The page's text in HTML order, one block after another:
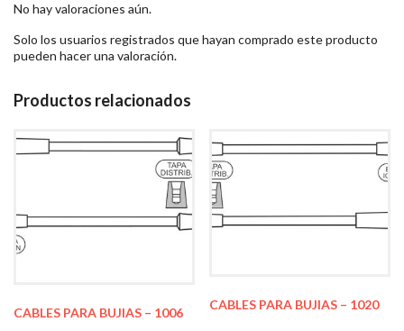
No hay valoraciones aún.
Solo los usuarios registrados que hayan comprado este producto
pueden hacer una valoración.
Productos relacionados
CABLES PARA BUJIAS – 1006 CABLES PARA BUJIAS – 1020